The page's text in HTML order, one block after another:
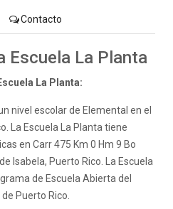
Contacto
Escuela La Planta
La Planta:
nivel escolar de Elemental en el
La Escuela La Planta tiene
en Carr 475 Km 0 Hm 9 Bo
Isabela, Puerto Rico. La Escuela
de Escuela Abierta del
Puerto Rico.